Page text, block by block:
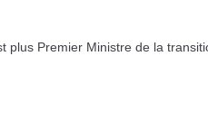
plus Premier Ministre de la